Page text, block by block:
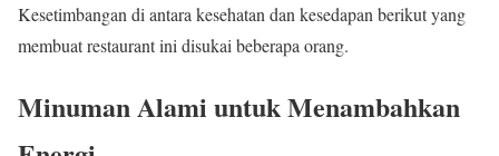
Kesetimbangan di antara kesehatan dan kesedapan berikut yang
membuat restaurant ini disukai beberapa orang.
Minuman Alami untuk Menambahkan